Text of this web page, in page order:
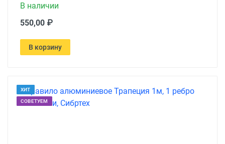
В наличии
550,00 ₽
В корзину
ХИТ
СОВЕТУЕМ